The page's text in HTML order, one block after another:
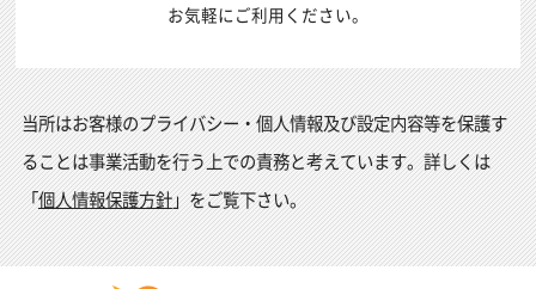
お気軽にご利用ください。
当所はお客様のプライバシー・個人情報及び設定内容等を保護す
ることは事業活動を行う上での責務と考えています。詳しくは
「個人情報保護方針」をご覧下さい。